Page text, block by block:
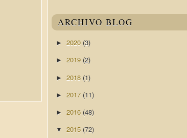
ARCHIVO BLOG
► 2020 (3)
► 2019 (2)
► 2018 (1)
► 2017 (11)
► 2016 (48)
▼ 2015 (72)